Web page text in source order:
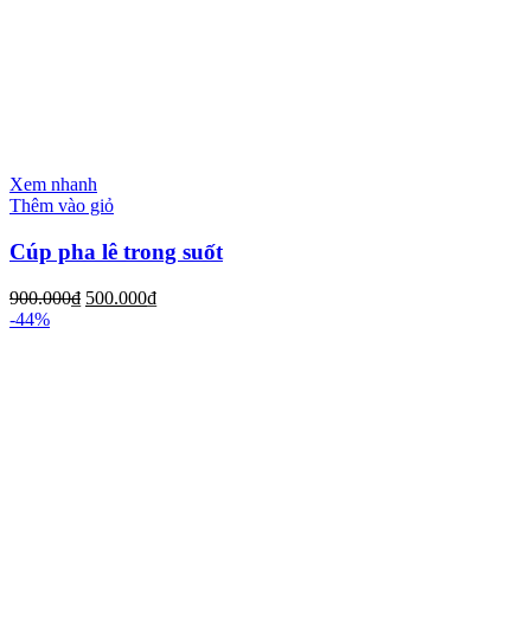
Xem nhanh
Thêm vào giỏ
Cúp pha lê trong suốt
900.000₫ 500.000₫
-44%